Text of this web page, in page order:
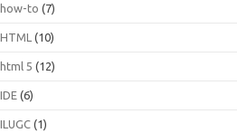
how-to (7)
HTML (10)
html 5 (12)
IDE (6)
ILUGC (1)